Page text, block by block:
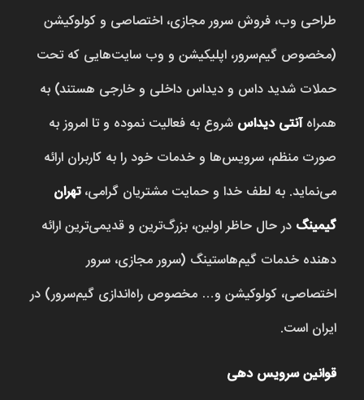
طراحی وب، فروش‌ سرور مجازی، اختصاصی و کولوکیشن
(مخصوص گیم‌سرور، اپلیکیشن و وب سایت‌هایی که تحت
حملات شدید داس و دیداس داخلی و خارجی هستند) به
همراهآنتی دیداس شروع به فعالیت نموده و تا امروز به
صورت منظم، سرویس‌ها و خدمات خود را به کاربران ارائه
می‌نماید. به لطف خدا و حمایت مشتریان گرامی،تهران
گیمینگ در حال حاظر اولین، بزرگ‌ترین و قدیمی‌ترین ارائه
دهنده خدمات گیم‌هاستینگ (سرور مجازی، سرور
اختصاصی، کولوکیشن و… مخصوص راه‌اندازی گیم‌سرور) در
ایران است.
قوانین سرویس دهی